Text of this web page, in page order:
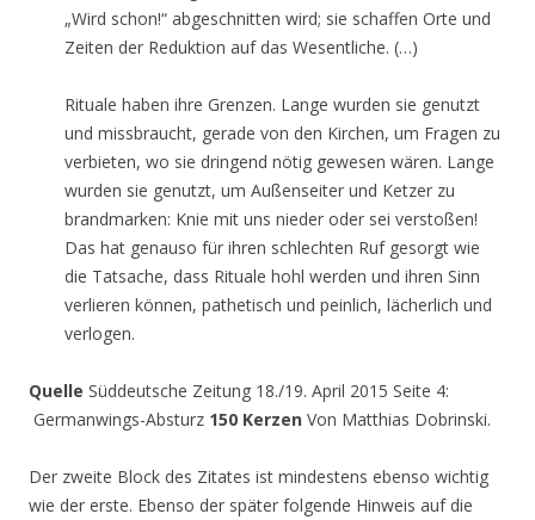
„Wird schon!“ abgeschnitten wird; sie schaffen Orte und
Zeiten der Reduktion auf das Wesentliche. (…)
Rituale haben ihre Grenzen. Lange wurden sie genutzt
und missbraucht, gerade von den Kirchen, um Fragen zu
verbieten, wo sie dringend nötig gewesen wären. Lange
wurden sie genutzt, um Außenseiter und Ketzer zu
brandmarken: Knie mit uns nieder oder sei verstoßen!
Das hat genauso für ihren schlechten Ruf gesorgt wie
die Tatsache, dass Rituale hohl werden und ihren Sinn
verlieren können, pathetisch und peinlich, lächerlich und
verlogen.
Quelle Süddeutsche Zeitung 18./19. April 2015 Seite 4:
Germanwings-Absturz 150 Kerzen Von Matthias Dobrinski.
Der zweite Block des Zitates ist mindestens ebenso wichtig
wie der erste. Ebenso der später folgende Hinweis auf die